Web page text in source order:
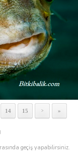
14 15 > »
geçiş yapabilirsiniz.